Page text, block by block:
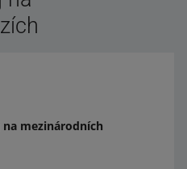
mezinárodních